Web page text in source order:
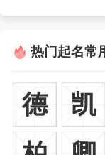
热门起名常
德 凯